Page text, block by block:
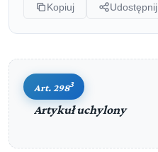
Kopiuj Udostępnij
Art. 2983
Artykuł uchylony